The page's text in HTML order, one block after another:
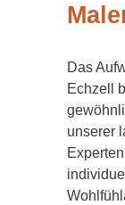
Das
Echzell
unserer